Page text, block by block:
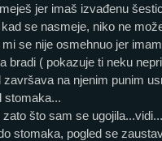
jer imaš izvađenu
se nasmeje, niko ne
se nije osmehnuo jer
bradi ( pokazuje ti neku
završava na njenim punim
stomaka...
što sam se ugojila...vidi...
stomaka, pogled se